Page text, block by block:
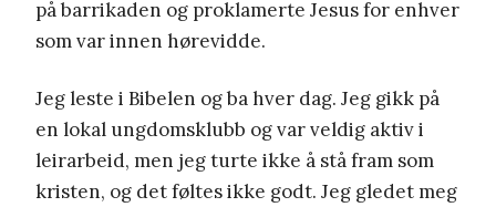
på barrikaden og proklamerte Jesus for enhver
som var innen hørevidde.
Jeg leste i Bibelen og ba hver dag. Jeg gikk på
en lokal ungdomsklubb og var veldig aktiv i
leirarbeid, men jeg turte ikke å stå fram som
kristen, og det føltes ikke godt. Jeg gledet meg